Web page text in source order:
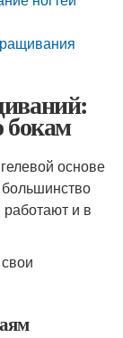
бокам
основе
и в